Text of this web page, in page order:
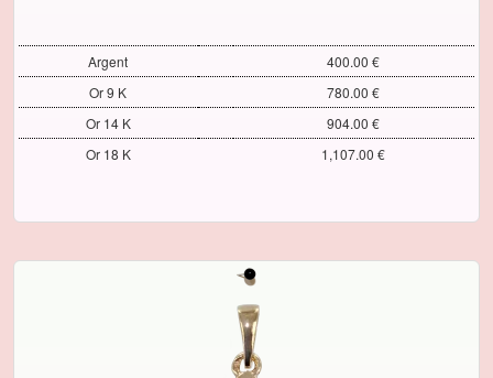
Argent
400.00 €
Or 9 K
780.00 €
Or 14 K
904.00 €
Or 18 K
1,107.00 €